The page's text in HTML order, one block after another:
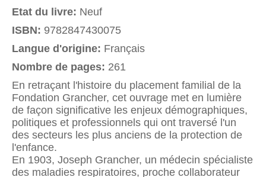
Etat du livre: Neuf
ISBN: 9782847430075
Langue d'origine: Français
Nombre de pages: 261
En retraçant l'histoire du placement familial de la
Fondation Grancher, cet ouvrage met en lumière
de façon significative les enjeux démographiques,
politiques et professionnels qui ont traversé l'un
des secteurs les plus anciens de la protection de
l'enfance.
En 1903, Joseph Grancher, un médecin spécialiste
des maladies respiratoires, proche collaborateur